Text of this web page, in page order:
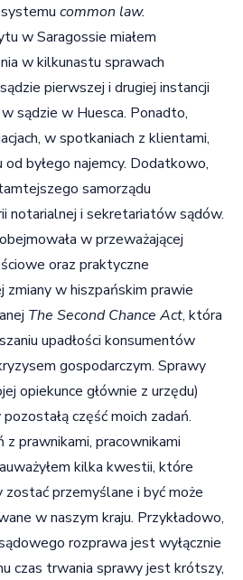
common law.
w Saragossie miałem
w kilkunastu sprawach
pierwszej i drugiej instancji
sądzie w Huesca. Ponadto,
w spotkaniach z klientami,
byłego najemcy. Dodatkowo,
samorządu
notarialnej i sekretariatów sądów.
w przeważającej
oraz praktyczne
w hiszpańskim prawie
The Second Chance Act, która
upadłości konsumentów
gospodarczym. Sprawy
opiekunce głównie z urzędu)
część moich zadań.
prawnikami, pracownikami
kilka kwestii, które
zostać przemyślane i być może
w naszym kraju. Przykładowo,
rozprawa jest wyłącznie
czas trwania sprawy jest krótszy,